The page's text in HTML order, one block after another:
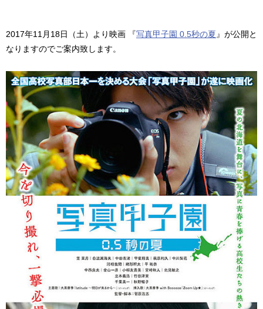
2017年11月18日（土）より映画 『写真甲子園 0.5秒の夏 』が公開と
なりますのでご案内致します。